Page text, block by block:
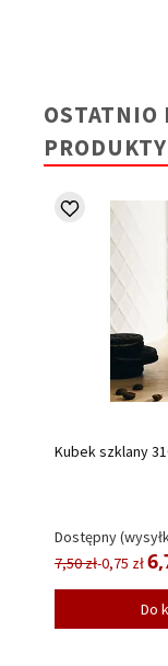
OSTATNIO
PRODUKTY
Kubek szklany
Dostępny
7,50 zł-0,75 zł
Do